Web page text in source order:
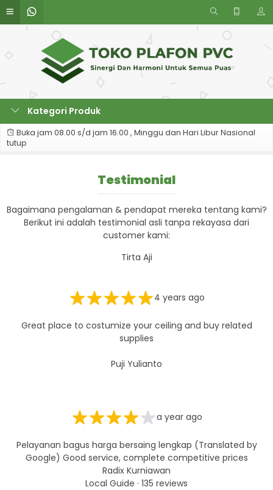
Kategori Produk
Buka jam 08.00 s/d jam 16.00 , Minggu dan Hari Libur Nasional
tutup
Testimonial
Bagaimana pengalaman & pendapat mereka tentang kami?
Berikut ini adalah testimonial asli tanpa rekayasa dari
customer kami:
Tirta Aji
4 years ago
Great place to costumize your ceiling and buy related
supplies
Puji Yulianto
a year ago
Pelayanan bagus harga bersaing lengkap (Translated by
Google) Good service, complete competitive prices
Radix Kurniawan
Local Guide · 135 reviews